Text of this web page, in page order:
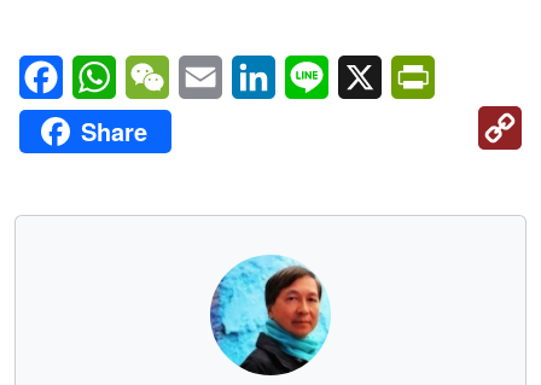
FacebookWhatsAppWeChatEmail LinkedInLine X
Share